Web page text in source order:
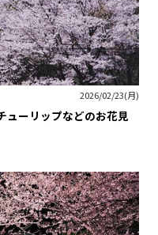
2026/02/23(月)
ューリップなどのお花見